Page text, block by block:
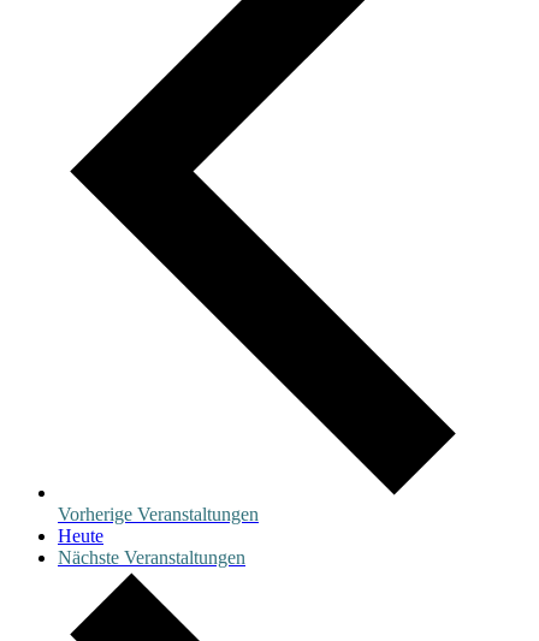
Vorherige Veranstaltungen
Heute
Nächste Veranstaltungen